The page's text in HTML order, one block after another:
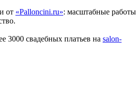
от «Palloncini.ru»: масштабные работы
3000 свадебных платьев на salon-